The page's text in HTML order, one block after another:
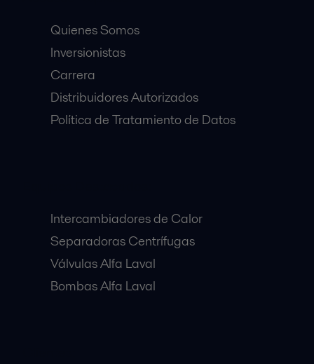
Quienes Somos
Inversionistas
Carrera
Distribuidores Autorizados
Política de Tratamiento de Datos
Intercambiadores de Calor
Separadoras Centrífugas
Válvulas Alfa Laval
Bombas Alfa Laval